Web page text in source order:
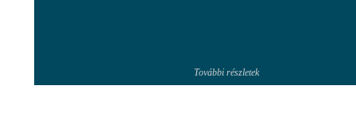
További részletek